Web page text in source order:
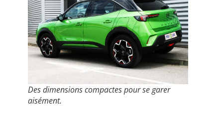
Des dimensions compactes pour se garer
aisément.